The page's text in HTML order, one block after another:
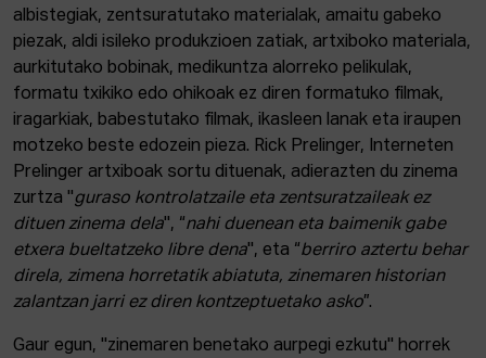
albistegiak, zentsuratutako materialak, amaitu gabeko
piezak, aldi isileko produkzioen zatiak, artxiboko materiala,
aurkitutako bobinak, medikuntza alorreko pelikulak,
formatu txikiko edo ohikoak ez diren formatuko filmak,
iragarkiak, babestutako filmak, ikasleen lanak eta iraupen
motzeko beste edozein pieza. Rick Prelinger, Interneten
Prelinger artxiboak sortu dituenak, adierazten du zinema
zurtza "guraso kontrolatzaile eta zentsuratzaileak ez
dituen zinema dela", “nahi duenean eta baimenik gabe
etxera bueltatzeko libre dena", eta “berriro aztertu behar
direla, zimena horretatik abiatuta, zinemaren historian
zalantzan jarri ez diren kontzeptuetako asko”.
Gaur egun, "zinemaren benetako aurpegi ezkutu" horrek